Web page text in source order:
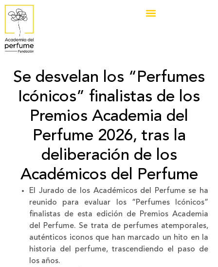
Se desvelan los “Perfumes
Icónicos” finalistas de los
Premios Academia del
Perfume 2026, tras la
deliberación de los
Académicos del Perfume
El Jurado de los Académicos del Perfume se ha
reunido para evaluar los “Perfumes Icónicos”
finalistas de esta edición de Premios Academia
del Perfume. Se trata de perfumes atemporales,
auténticos iconos que han marcado un hito en la
historia del perfume, trascendiendo el paso de
los años.